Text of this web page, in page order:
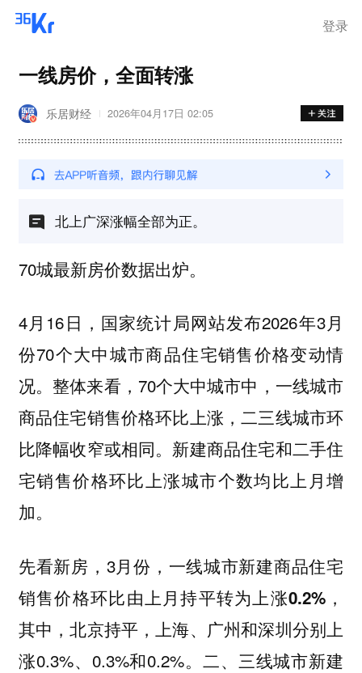
登录
一线房价，全面转涨
乐居财经 2026年04月17日 02:05
北上广深涨幅全部为正。
70城最新房价数据出炉。
4月16日，国家统计局网站发布2026年3月
份70个大中城市商品住宅销售价格变动情
况。整体来看，70个大中城市中，一线城市
商品住宅销售价格环比上涨，二三线城市环
比降幅收窄或相同。新建商品住宅和二手住
宅销售价格环比上涨城市个数均比上月增
加。
先看新房，3月份，一线城市新建商品住宅
销售价格环比由上月持平转为上涨0.2%，
其中，北京持平，上海、广州和深圳分别上
涨0.3%、0.3%和0.2%。二、三线城市新建